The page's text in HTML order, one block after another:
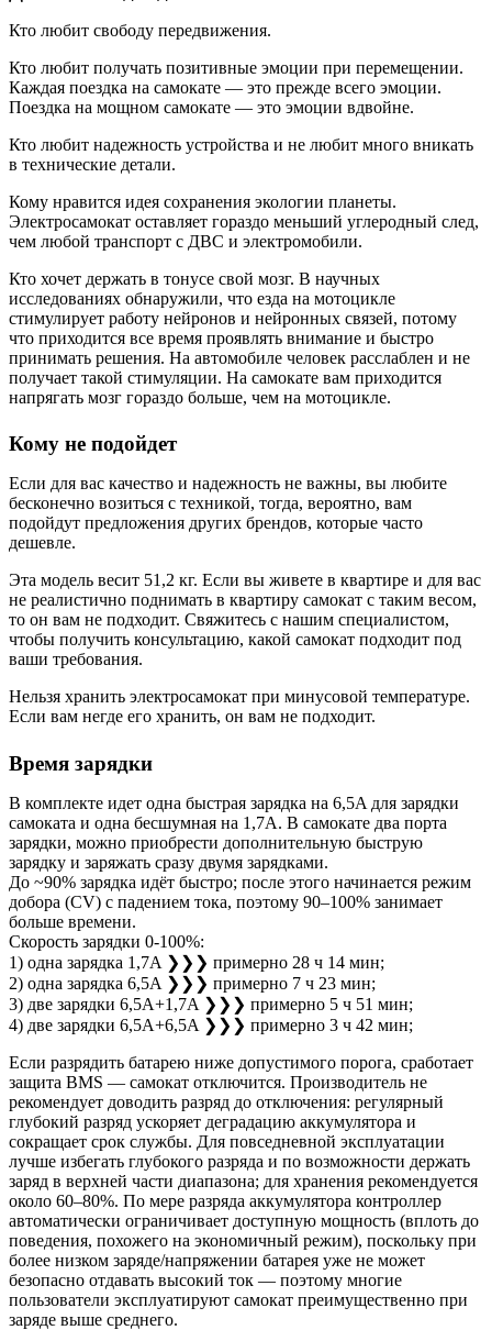
Кто любит свободу передвижения.
Кто любит получать позитивные эмоции при перемещении.
Каждая поездка на самокате — это прежде всего эмоции.
Поездка на мощном самокате — это эмоции вдвойне.
Кто любит надежность устройства и не любит много вникать
в технические детали.
Кому нравится идея сохранения экологии планеты.
Электросамокат оставляет гораздо меньший углеродный след,
чем любой транспорт с ДВС и электромобили.
Кто хочет держать в тонусе свой мозг. В научных
исследованиях обнаружили, что езда на мотоцикле
стимулирует работу нейронов и нейронных связей, потому
что приходится все время проявлять внимание и быстро
принимать решения. На автомобиле человек расслаблен и не
получает такой стимуляции. На самокате вам приходится
напрягать мозг гораздо больше, чем на мотоцикле.
Кому не подойдет
Если для вас качество и надежность не важны, вы любите
бесконечно возиться с техникой, тогда, вероятно, вам
подойдут предложения других брендов, которые часто
дешевле.
Эта модель весит 51,2 кг. Если вы живете в квартире и для вас
не реалистично поднимать в квартиру самокат с таким весом,
то он вам не подходит. Свяжитесь с нашим специалистом,
чтобы получить консультацию, какой самокат подходит под
ваши требования.
Нельзя хранить электросамокат при минусовой температуре.
Если вам негде его хранить, он вам не подходит.
Время зарядки
В комплекте идет одна быстрая зарядка на 6,5A для зарядки
самоката и одна бесшумная на 1,7A. В самокате два порта
зарядки, можно приобрести дополнительную быструю
зарядку и заряжать сразу двумя зарядками.
До ~90% зарядка идёт быстро; после этого начинается режим
добора (CV) с падением тока, поэтому 90–100% занимает
больше времени.
Скорость зарядки 0-100%:
1) одна зарядка 1,7A ❯❯❯ примерно 28 ч 14 мин;
2) одна зарядка 6,5A ❯❯❯ примерно 7 ч 23 мин;
3) две зарядки 6,5A+1,7A ❯❯❯ примерно 5 ч 51 мин;
4) две зарядки 6,5A+6,5A ❯❯❯ примерно 3 ч 42 мин;
Если разрядить батарею ниже допустимого порога, сработает
защита BMS — самокат отключится. Производитель не
рекомендует доводить разряд до отключения: регулярный
глубокий разряд ускоряет деградацию аккумулятора и
сокращает срок службы. Для повседневной эксплуатации
лучше избегать глубокого разряда и по возможности держать
заряд в верхней части диапазона; для хранения рекомендуется
около 60–80%. По мере разряда аккумулятора контроллер
автоматически ограничивает доступную мощность (вплоть до
поведения, похожего на экономичный режим), поскольку при
более низком заряде/напряжении батарея уже не может
безопасно отдавать высокий ток — поэтому многие
пользователи эксплуатируют самокат преимущественно при
заряде выше среднего.